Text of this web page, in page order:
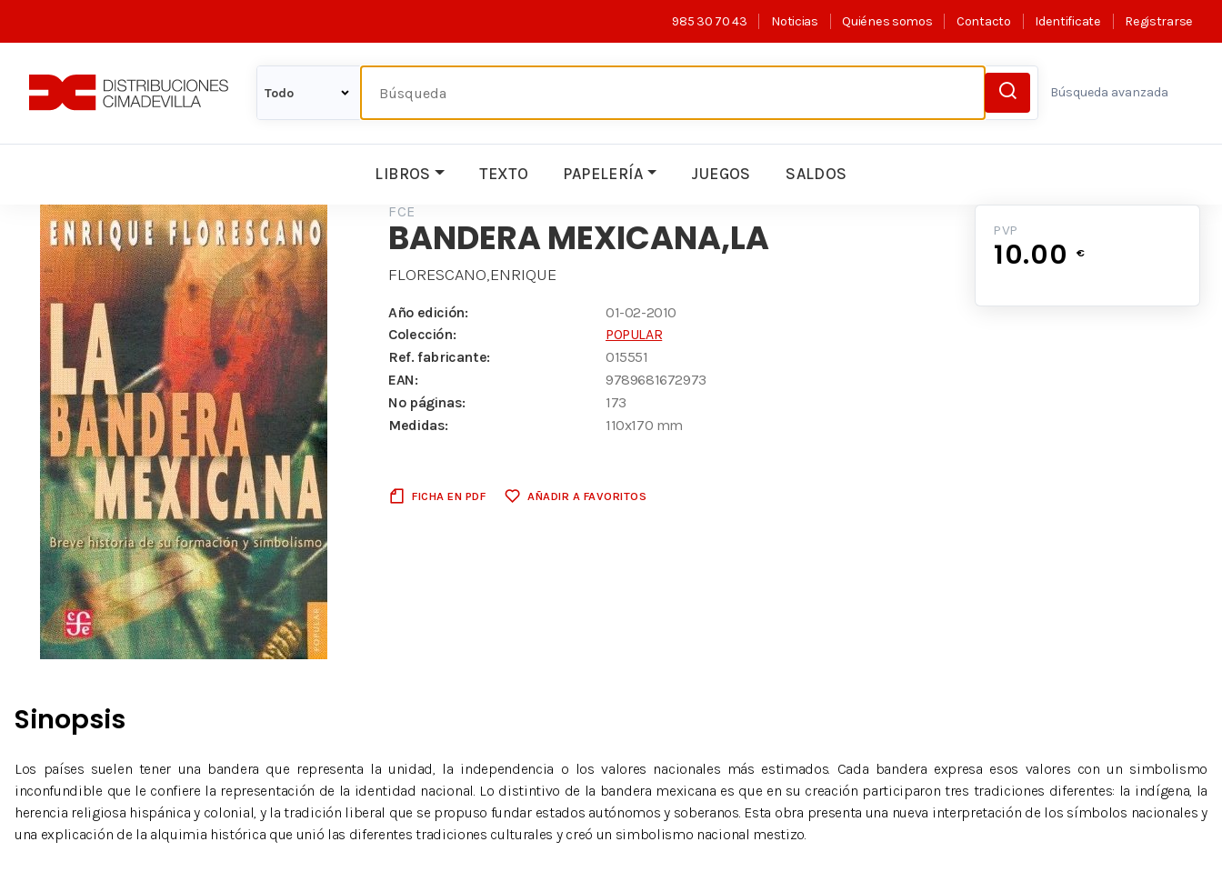
985 30 70 43 Noticias Quiénes somos Contacto Identificate Registrarse
Búsqueda avanzada
LIBROS TEXTO PAPELERÍA JUEGOS SALDOS
FCE
BANDERA MEXICANA,LA
FLORESCANO,ENRIQUE
Año edición:
01-02-2010
Colección:
POPULAR
Ref. fabricante:
015551
EAN:
9789681672973
Nº páginas:
173
Medidas:
110x170 mm
FICHA EN PDF AÑADIR A FAVORITOS
PVP
10.00 €
Sinopsis
Los países suelen tener una bandera que representa la unidad, la independencia o los valores nacionales más estimados. Cada bandera expresa esos valores con un simbolismo
inconfundible que le confiere la representación de la identidad nacional. Lo distintivo de la bandera mexicana es que en su creación participaron tres tradiciones diferentes: la indígena, la
herencia religiosa hispánica y colonial, y la tradición liberal que se propuso fundar estados autónomos y soberanos. Esta obra presenta una nueva interpretación de los símbolos nacionales y
una explicación de la alquimia histórica que unió las diferentes tradiciones culturales y creó un simbolismo nacional mestizo.